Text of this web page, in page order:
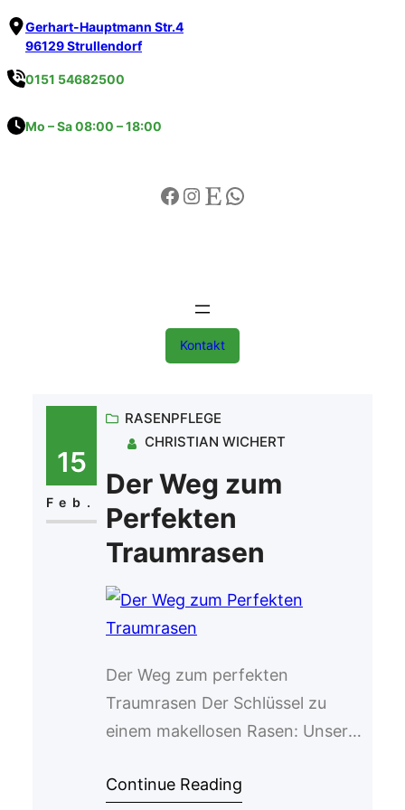
Gerhart-Hauptmann Str.4
96129 Strullendorf
0151 54682500
Mo – Sa 08:00 – 18:00
Kontakt
15
Feb.
RASENPFLEGE
CHRISTIAN WICHERT
Der Weg zum
Perfekten
Traumrasen
Der Weg zum perfekten
Traumrasen Der Schlüssel zu
einem makellosen Rasen: Unser
Garten beginnt mit einem
Continue Reading